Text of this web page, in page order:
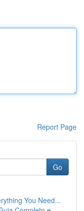
Report Page
Go
You Need...